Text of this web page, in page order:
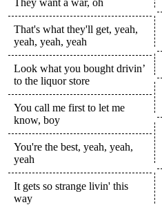
That's what they'll get, yeah,
yeah, yeah, yeah
Look what you bought drivin’
to the liquor store
You call me first to let me
know, boy
You're the best, yeah, yeah,
yeah
It gets so strange livin' this
way